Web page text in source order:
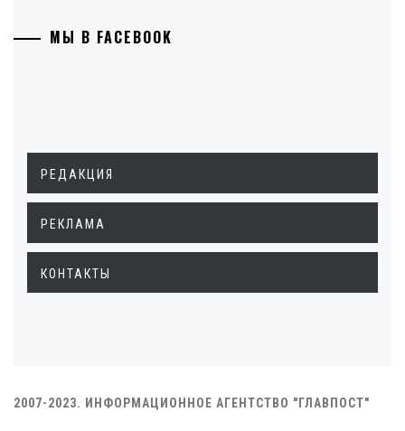
МЫ В FACEBOOK
РЕДАКЦИЯ
РЕКЛАМА
КОНТАКТЫ
2007-2023. ИНФОРМАЦИОННОЕ АГЕНТСТВО "ГЛАВПОСТ"